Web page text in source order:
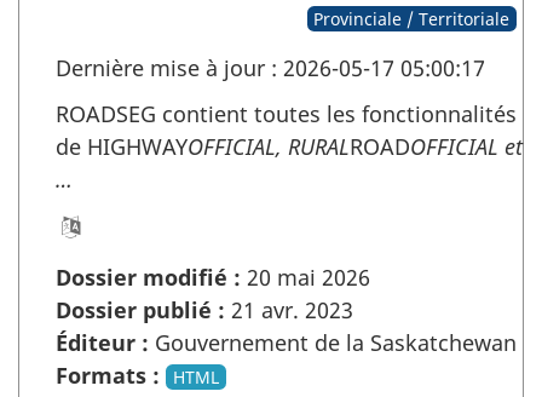
Provinciale / Territoriale
Dernière mise à jour : 2026-05-17 05:00:17
ROADSEG contient toutes les fonctionnalités
de HIGHWAYOFFICIAL, RURALROADOFFICIAL et
…
Dossier modifié : 20 mai 2026
Dossier publié : 21 avr. 2023
Éditeur : Gouvernement de la Saskatchewan
Formats :
HTML